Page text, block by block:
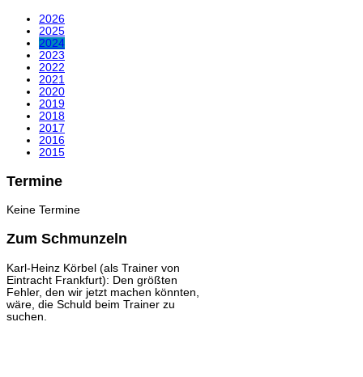
2026
2025
2024
2023
2022
2021
2020
2019
2018
2017
2016
2015
Termine
Keine Termine
Zum Schmunzeln
Karl-Heinz Körbel (als Trainer von
Eintracht Frankfurt): Den größten
Fehler, den wir jetzt machen könnten,
wäre, die Schuld beim Trainer zu
suchen.